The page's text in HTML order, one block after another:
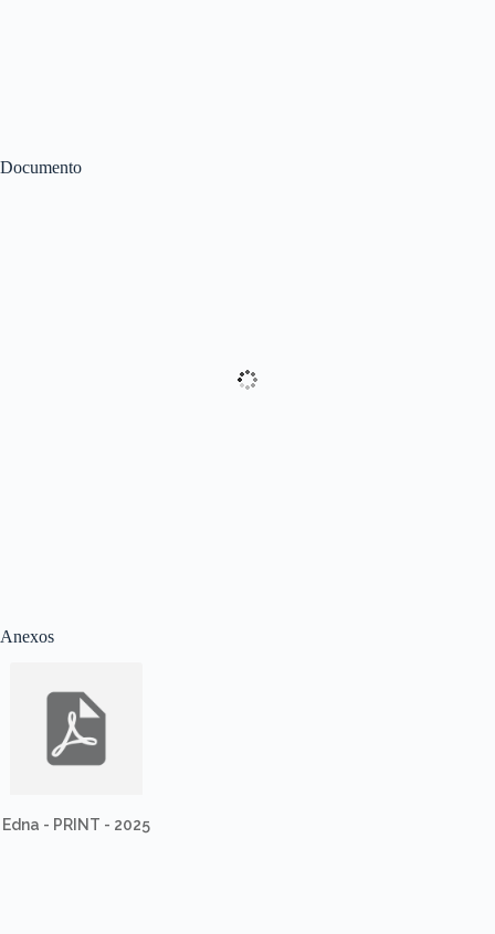
Documento
Anexos
Edna - PRINT - 2025